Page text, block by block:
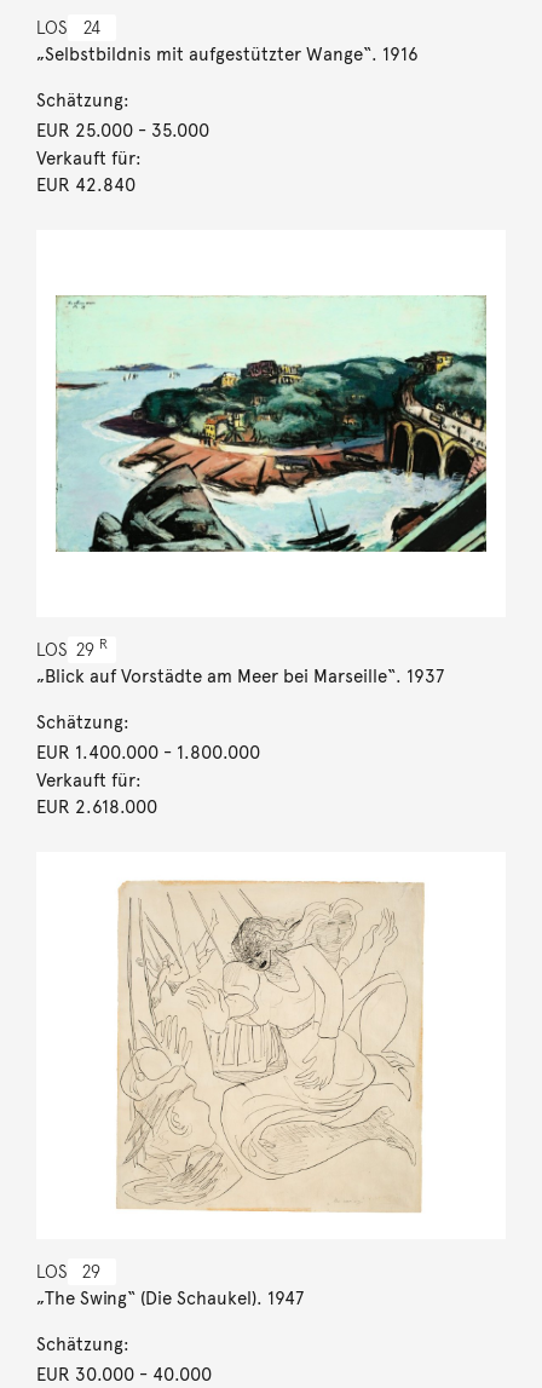
LOS 24
„Selbstbildnis mit aufgestützter Wange“. 1916
Schätzung:
EUR 25.000- 35.000
Verkauft für:
EUR 42.840
LOS 29 R
„Blick auf Vorstädte am Meer bei Marseille“. 1937
Schätzung:
EUR 1.400.000- 1.800.000
Verkauft für:
EUR 2.618.000
LOS 29
„The Swing“ (Die Schaukel). 1947
Schätzung:
EUR 30.000- 40.000